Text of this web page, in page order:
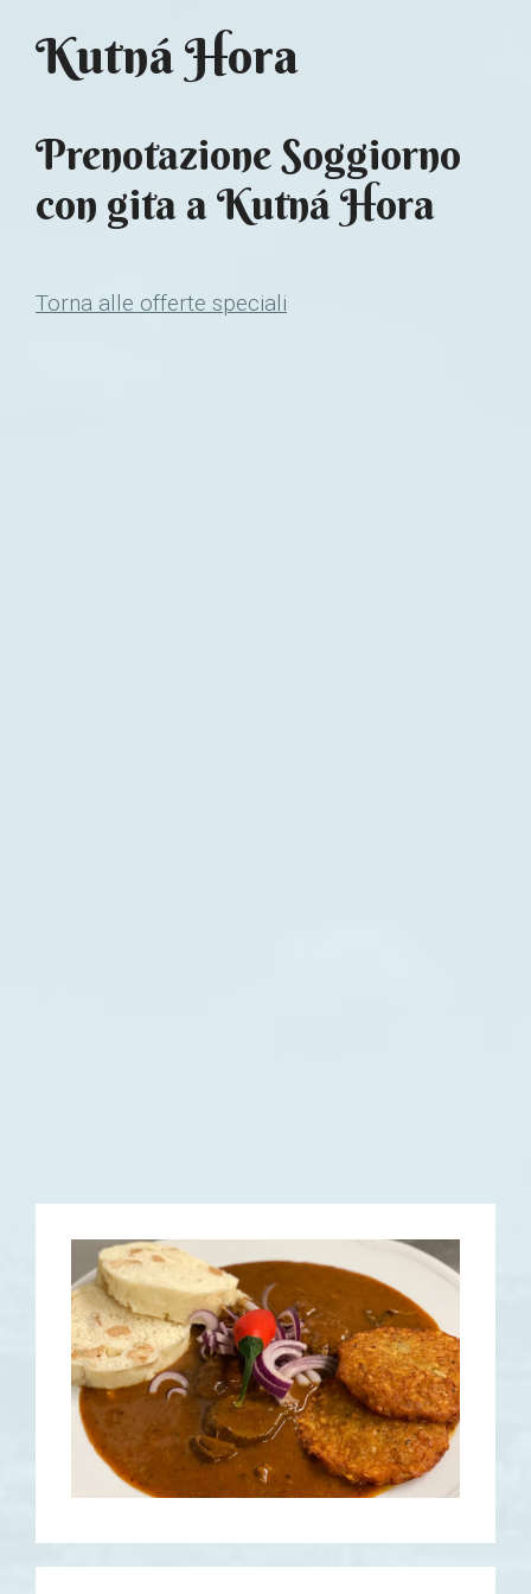
Kutná Hora
Prenotazione Soggiorno
con gita a Kutná Hora
Torna alle offerte speciali